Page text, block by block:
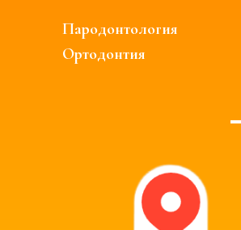
Пародонтология
Ортодонтия